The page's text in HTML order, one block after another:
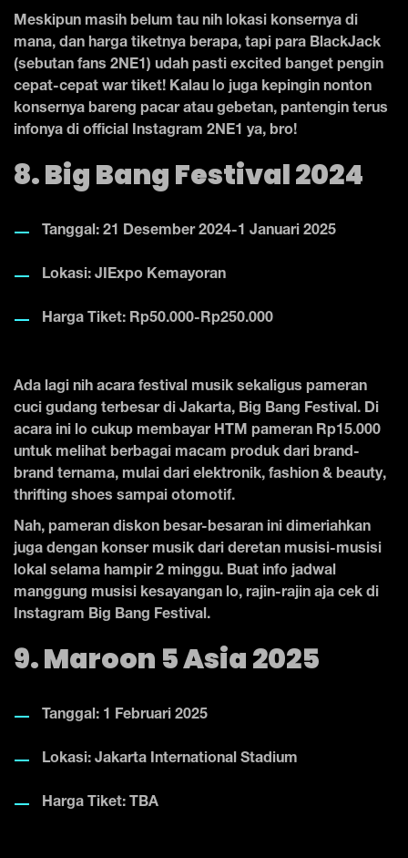
Meskipun masih belum tau nih lokasi konsernya di
mana, dan harga tiketnya berapa, tapi para BlackJack
(sebutan fans 2NE1) udah pasti excited banget pengin
cepat-cepat war tiket! Kalau lo juga kepingin nonton
konsernya bareng pacar atau gebetan, pantengin terus
infonya di official Instagram 2NE1 ya, bro!
8. Big Bang Festival 2024
Tanggal: 21 Desember 2024-1 Januari 2025
Lokasi: JIExpo Kemayoran
Harga Tiket: Rp50.000-Rp250.000
Ada lagi nih acara festival musik sekaligus pameran
cuci gudang terbesar di Jakarta, Big Bang Festival. Di
acara ini lo cukup membayar HTM pameran Rp15.000
untuk melihat berbagai macam produk dari brand-
brand ternama, mulai dari elektronik, fashion & beauty,
thrifting shoes sampai otomotif.
Nah, pameran diskon besar-besaran ini dimeriahkan
juga dengan konser musik dari deretan musisi-musisi
lokal selama hampir 2 minggu. Buat info jadwal
manggung musisi kesayangan lo, rajin-rajin aja cek di
Instagram Big Bang Festival.
9. Maroon 5 Asia 2025
Tanggal: 1 Februari 2025
Lokasi: Jakarta International Stadium
Harga Tiket: TBA